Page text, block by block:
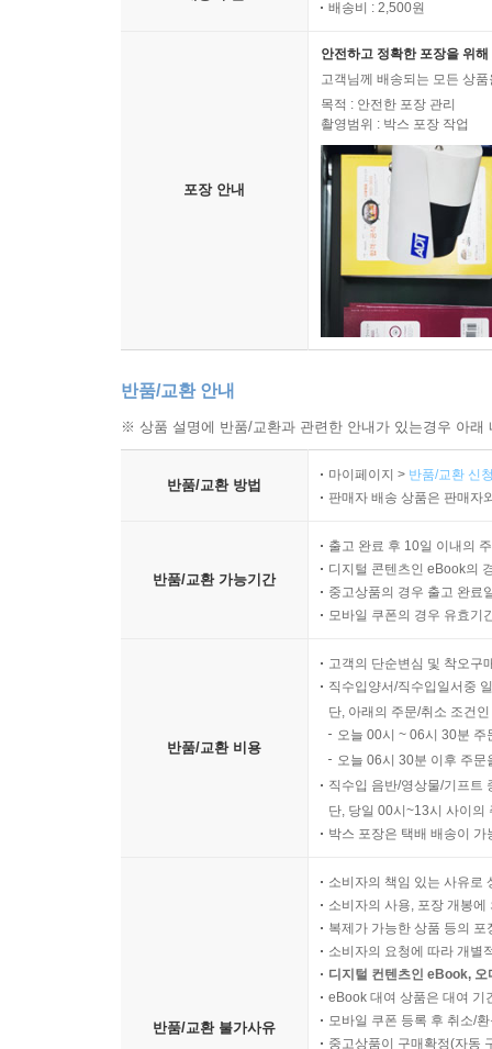
배송비 : 2,500원
포장 안내
안전하고 정확한 포장을 위
고객님께 배송되는 모든 상
목적 : 안전한 포장 관리
촬영범위 : 박스 포장 작업
반품/교환 안내
※ 상품 설명에 반품/교환과 관련한 안내가 있는경우 아
반품/교환 방법
마이페이지 > 반품/교환 신
판매자 배송 상품은 판매자
반품/교환 가능기간
출고 완료 후 10일 이내의
디지털 콘텐츠인 eBook의
중고상품의 경우 출고 완료
모바일 쿠폰의 경우 유효기
반품/교환 비용
고객의 단순변심 및 착오구
직수입양서/직수입일서중
단, 아래의 주문/취소 조건
오늘 00시 ~ 06시 30분
오늘 06시 30분 이후 주
직수입 음반/영상물/기프트
단, 당일 00시~13시 사이의
박스 포장은 택배 배송이
반품/교환 불가사유
소비자의 책임 있는 사유로
소비자의 사용, 포장 개봉
복제가 가능한 상품 등의
소비자의 요청에 따라 개별
디지털 컨텐츠인 eBook,
eBook 대여 상품은 대여 기
모바일 쿠폰 등록 후 취소/
중고상품이 구매확정(자동